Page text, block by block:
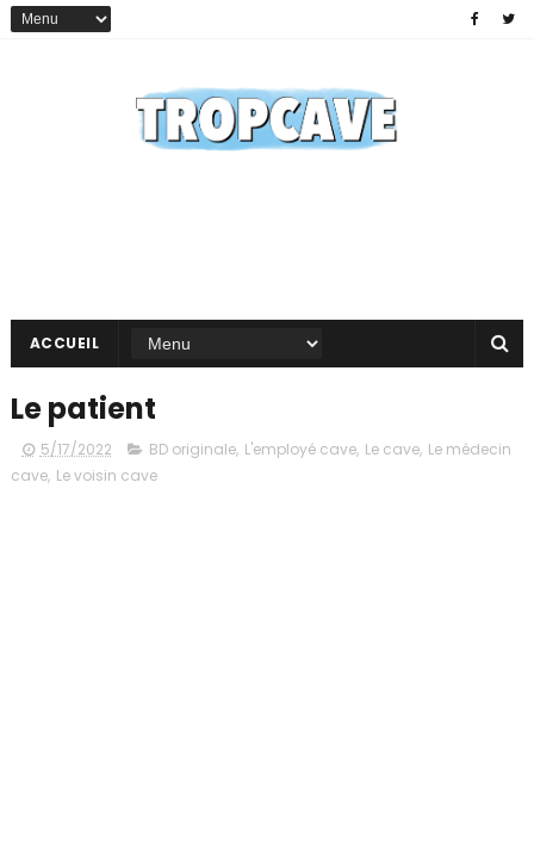
ACCUEIL
Le patient
5/17/2022 BD originale, L'employé cave, Le cave, Le médecin
cave, Le voisin cave